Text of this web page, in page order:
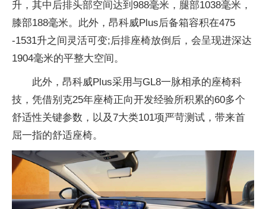
升，其中后排头部空间达到988毫米，腿部1038毫米，
膝部188毫米。此外，昂科威Plus后备箱容积在475
-1531升之间灵活可变;后排座椅放倒后，会呈现进深达
1904毫米的平整大空间。
此外，昂科威Plus采用与GL8一脉相承的座椅科
技，凭借别克25年座椅正向开发经验所积累的60多个
舒适性关键参数，以及7大类101项严苛测试，带来首
屈一指的舒适座椅。